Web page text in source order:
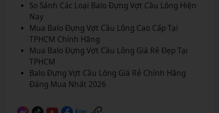
So Sánh Các Loại Balo Đựng Vợt Cầu Lông Hiện
Nay
Mua Balo Đựng Vợt Cầu Lông Cao Cấp Tại
TPHCM Chính Hãng
Mua Balo Đựng Vợt Cầu Lông Giá Rẻ Đẹp Tại
TPHCM
Balo Đựng Vợt Cầu Lông Giá Rẻ Chính Hãng
Đáng Mua Nhất 2026